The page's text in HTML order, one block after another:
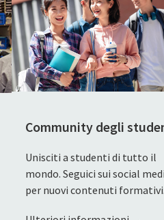
Community degli
Unisciti a studenti di tutto il
mondo. Seguici sui social
per nuovi contenuti formativi.